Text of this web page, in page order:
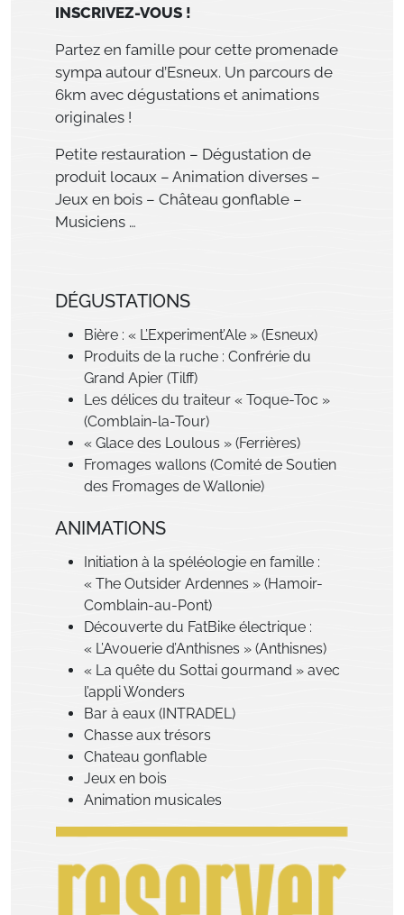
INSCRIVEZ-VOUS !
Partez en famille pour cette promenade
sympa autour d’Esneux. Un parcours de
6km avec dégustations et animations
originales !
Petite restauration – Dégustation de
produit locaux – Animation diverses –
Jeux en bois – Château gonflable –
Musiciens …
DÉGUSTATIONS
Bière : « L’Experiment’Ale » (Esneux)
Produits de la ruche : Confrérie du
Grand Apier (Tilff)
Les délices du traiteur « Toque-Toc »
(Comblain-la-Tour)
« Glace des Loulous » (Ferrières)
Fromages wallons (Comité de Soutien
des Fromages de Wallonie)
ANIMATIONS
Initiation à la spéléologie en famille :
« The Outsider Ardennes » (Hamoir-
Comblain-au-Pont)
Découverte du FatBike électrique :
« L’Avouerie d’Anthisnes » (Anthisnes)
« La quête du Sottai gourmand » avec
l’appli Wonders
Bar à eaux (INTRADEL)
Chasse aux trésors
Chateau gonflable
Jeux en bois
Animation musicales